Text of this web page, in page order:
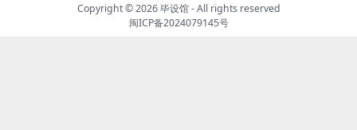
Copyright © 2026毕设馆- All rights reserved
闽ICP备2024079145号